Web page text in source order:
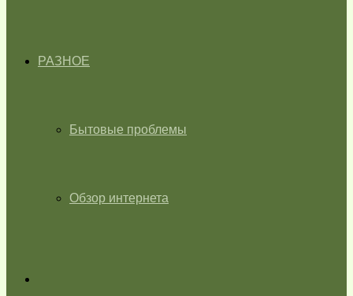
РАЗНОЕ
Бытовые проблемы
Обзор интернета